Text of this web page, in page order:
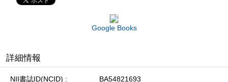
Google Books
詳細情報
NII書誌ID(NCID)
BA54821693